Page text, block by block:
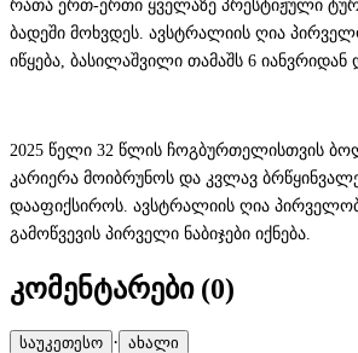
რათა ერთ-ერთი ყველაზე პრესტიჟული
ბადეში მოხვდეს. ავსტრალიის ღია
იწყება, ბასილაშვილი თამაშს 6 იანვრიდან
2025 წელი 32 წლის ჩოგბურთელისთვის
კარიერა მოიბრუნოს და კვლავ
დააფიქსიროს. ავსტრალიის ღია
გამოწვევის პირველი ნაბიჯები იქნება.
კომენტარები (0)
საუკეთესო · ახალი